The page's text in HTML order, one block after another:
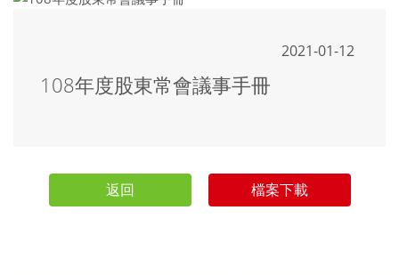
2021-01-12
108年度股東常會議事手冊
返回 檔案下載